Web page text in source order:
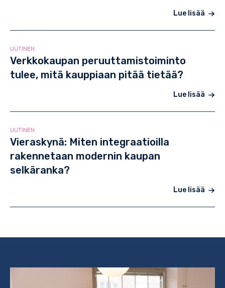
Lue lisää
UUTINEN
Verkkokaupan peruuttamistoiminto
tulee, mitä kauppiaan pitää tietää?
Lue lisää
UUTINEN
Vieraskynä: Miten integraatioilla
rakennetaan modernin kaupan
selkäranka?
Lue lisää